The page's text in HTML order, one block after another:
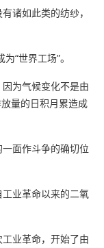
有诸如此类的纺纱，
“世界工场”。
为气候变化不是由
量的日积月累造成
面作斗争的确切位
业革命以来的二氧
业革命，开始了由